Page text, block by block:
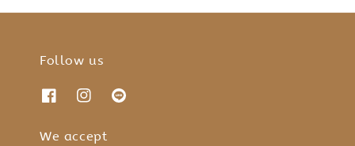
Follow us
We accept